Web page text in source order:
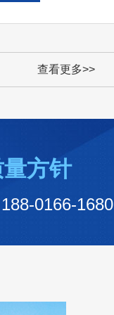
查看更多>>
方针
0166-1680